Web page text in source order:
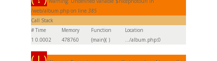
/web/album.php on line 385
Call Stack
# Time Memory Function
Location
1 0.0002 478760 {main}( ) .../album.php:0